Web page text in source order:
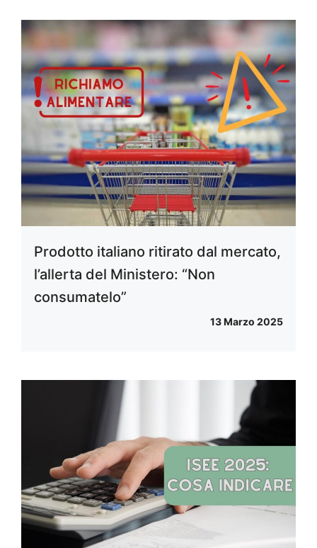
Prodotto italiano ritirato dal mercato,
l’allerta del Ministero: “Non
consumatelo”
13 Marzo 2025